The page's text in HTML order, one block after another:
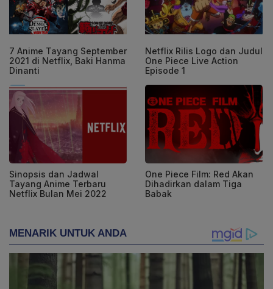
7 Anime Tayang September
2021 di Netflix, Baki Hanma
Dinanti
Netflix Rilis Logo dan Judul
One Piece Live Action
Episode 1
Sinopsis dan Jadwal
Tayang Anime Terbaru
Netflix Bulan Mei 2022
One Piece Film: Red Akan
Dihadirkan dalam Tiga
Babak